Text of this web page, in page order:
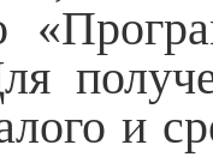
и